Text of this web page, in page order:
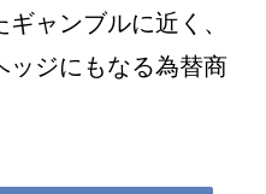
ャンブルに近く、
ッジにもなる為替商